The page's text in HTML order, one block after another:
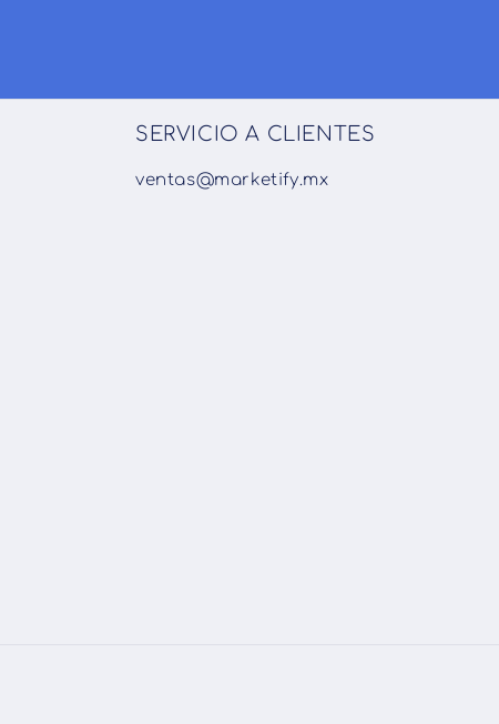
SERVICIO A CLIENTES
ventas@marketify.mx